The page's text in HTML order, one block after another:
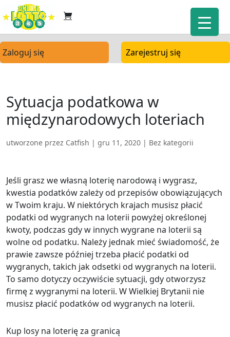
Zaloguj się Zarejestruj się
Sytuacja podatkowa w
międzynarodowych loteriach
utworzone przez Catfish | gru 11, 2020 | Bez kategorii
Jeśli grasz we własną loterię narodową i wygrasz,
kwestia podatków zależy od przepisów obowiązujących
w Twoim kraju. W niektórych krajach musisz płacić
podatki od wygranych na loterii powyżej określonej
kwoty, podczas gdy w innych wygrane na loterii są
wolne od podatku. Należy jednak mieć świadomość, że
prawie zawsze później trzeba płacić podatki od
wygranych, takich jak odsetki od wygranych na loterii.
To samo dotyczy oczywiście sytuacji, gdy otworzysz
firmę z wygranymi na loterii. W Wielkiej Brytanii nie
musisz płacić podatków od wygranych na loterii.
Kup losy na loterię za granicą